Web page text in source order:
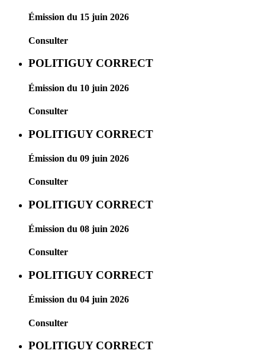
Émission du 15 juin 2026
Consulter
POLITIGUY CORRECT
Émission du 10 juin 2026
Consulter
POLITIGUY CORRECT
Émission du 09 juin 2026
Consulter
POLITIGUY CORRECT
Émission du 08 juin 2026
Consulter
POLITIGUY CORRECT
Émission du 04 juin 2026
Consulter
POLITIGUY CORRECT